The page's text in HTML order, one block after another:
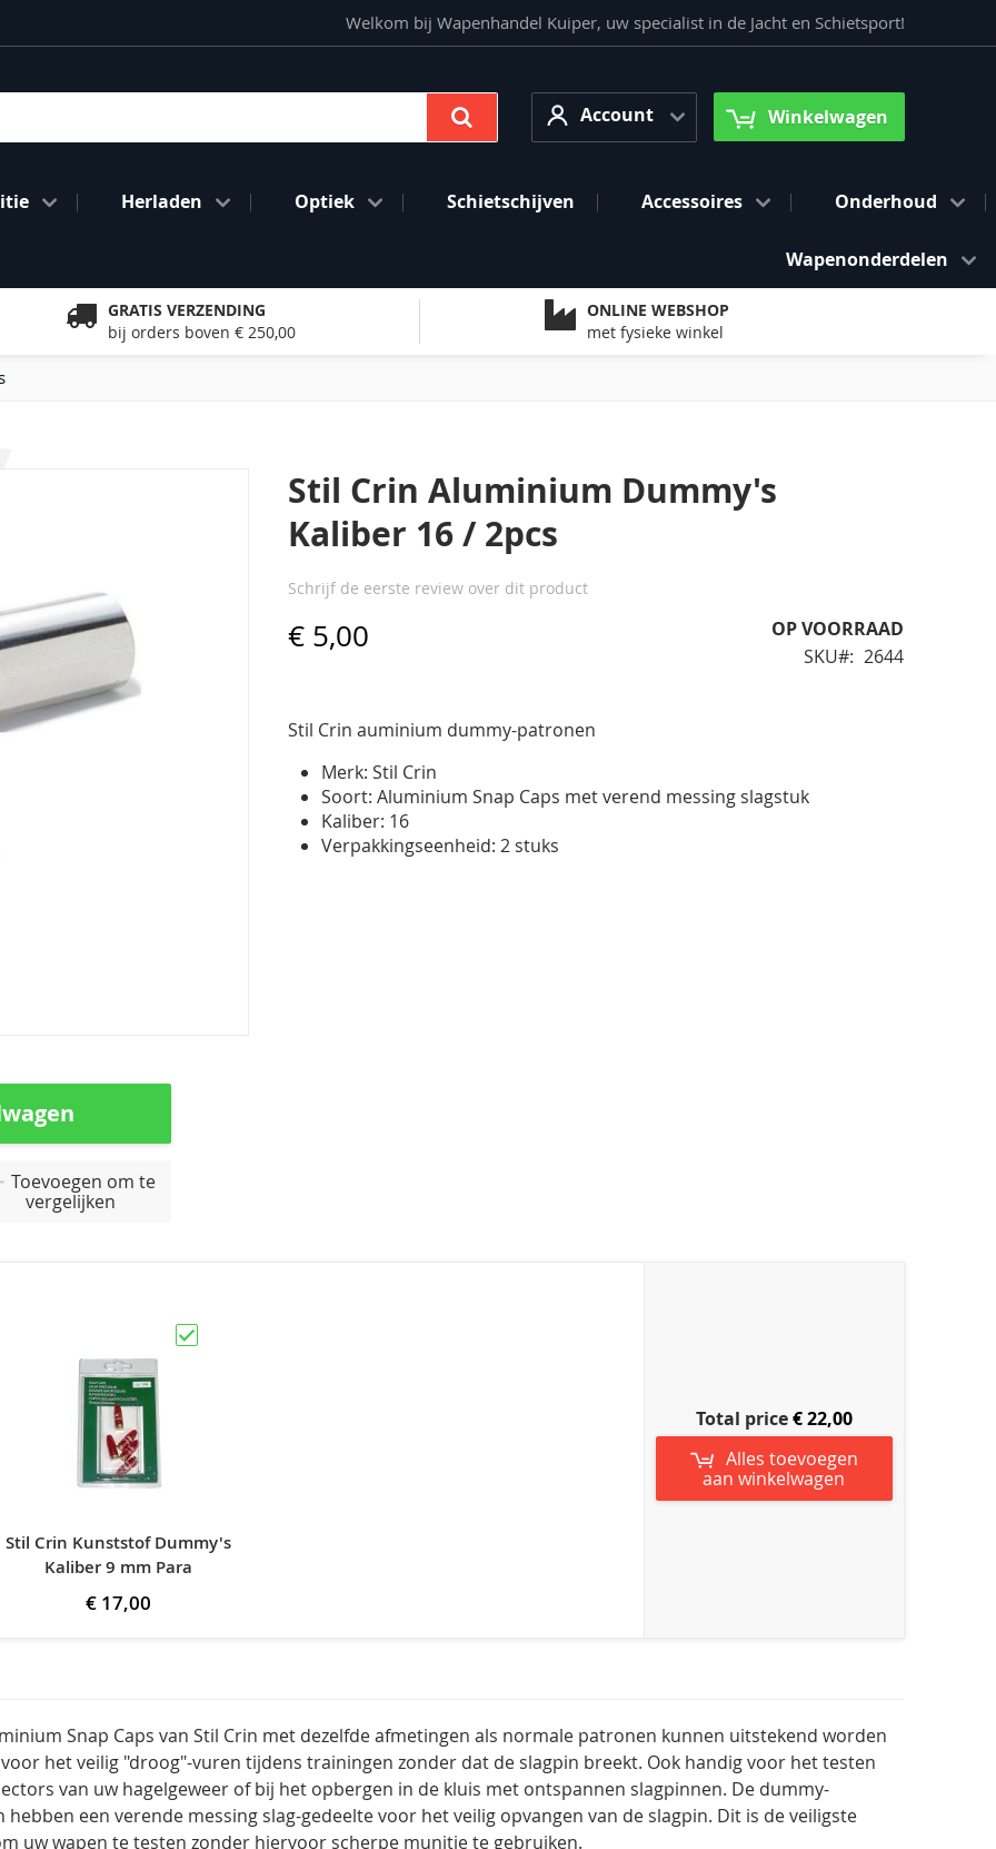
Welkom bij Wapenhandel Kuiper, uw specialist in de Jacht en Schietsport!
AccountAccount Winkelwagen
Herladen Optiek Schietschijven Accessoires Onderhoud
Wapenonderdelen
GRATIS VERZENDING
bij orders boven € 250,00
ONLINE WEBSHOP
met fysieke winkel
Toevoegen om te
vergelijken
Stil Crin Aluminium Dummy's
Kaliber 16 / 2pcs
Schrijf de eerste review over dit product
€ 5,00
OP VOORRAAD
SKU
2644
Stil Crin auminium dummy-patronen
Merk: Stil Crin
Soort: Aluminium Snap Caps met verend messing slagstuk
Kaliber: 16
Verpakkingseenheid: 2 stuks
Stil Crin Kunststof Dummy's
Kaliber 9 mm Para
€ 17,00
Alles toevoegen
aan winkelwagen
Total price€ 22,00
Snap Caps van Stil Crin met dezelfde afmetingen als normale patronen kunnen uitstekend worden
het veilig "droog"-vuren tijdens trainingen zonder dat de slagpin breekt. Ook handig voor het testen
van uw hagelgeweer of bij het opbergen in de kluis met ontspannen slagpinnen. De dummy-
hebben een verende messing slag-gedeelte voor het veilig opvangen van de slagpin. Dit is de veiligste
uw wapen te testen zonder hiervoor scherpe munitie te gebruiken.